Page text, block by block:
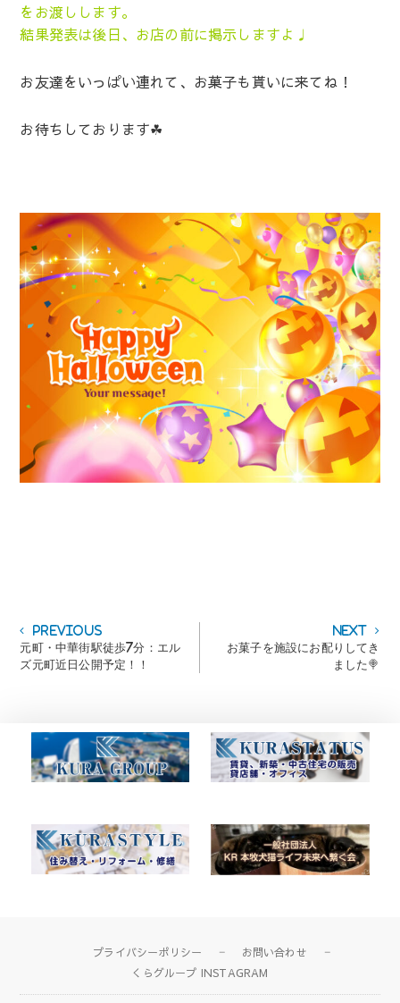
をお渡しします。
結果発表は後日、お店の前に掲示しますよ♩
お友達をいっぱい連れて、お菓子も貰いに来てね！
お待ちしております☘
投
稿
ナ
シ
ョ
PreviousPrevious
post:
元町・中華街駅徒歩7分：エル
ズ元町近日公開予定！！
Next
post:
お菓子を施設にお配りしてき
ました🍭
プライバシーポリシー
お問い合わせ
くらグループ INSTAGRAM